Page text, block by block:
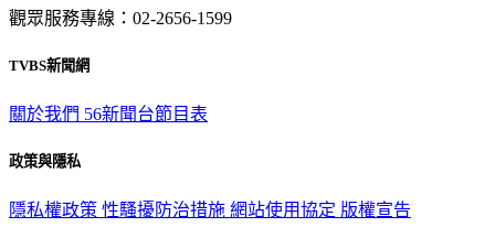
觀眾服務專線：02-2656-1599
TVBS新聞網
關於我們 56新聞台節目表
政策與隱私
隱私權政策 性騷擾防治措施 網站使用協定 版權宣告